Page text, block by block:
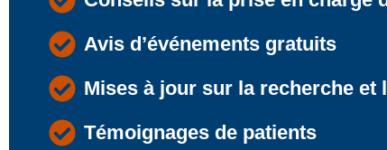
Avis d’événements gratuits
Mises à jour sur la recherche et
Témoignages de patients